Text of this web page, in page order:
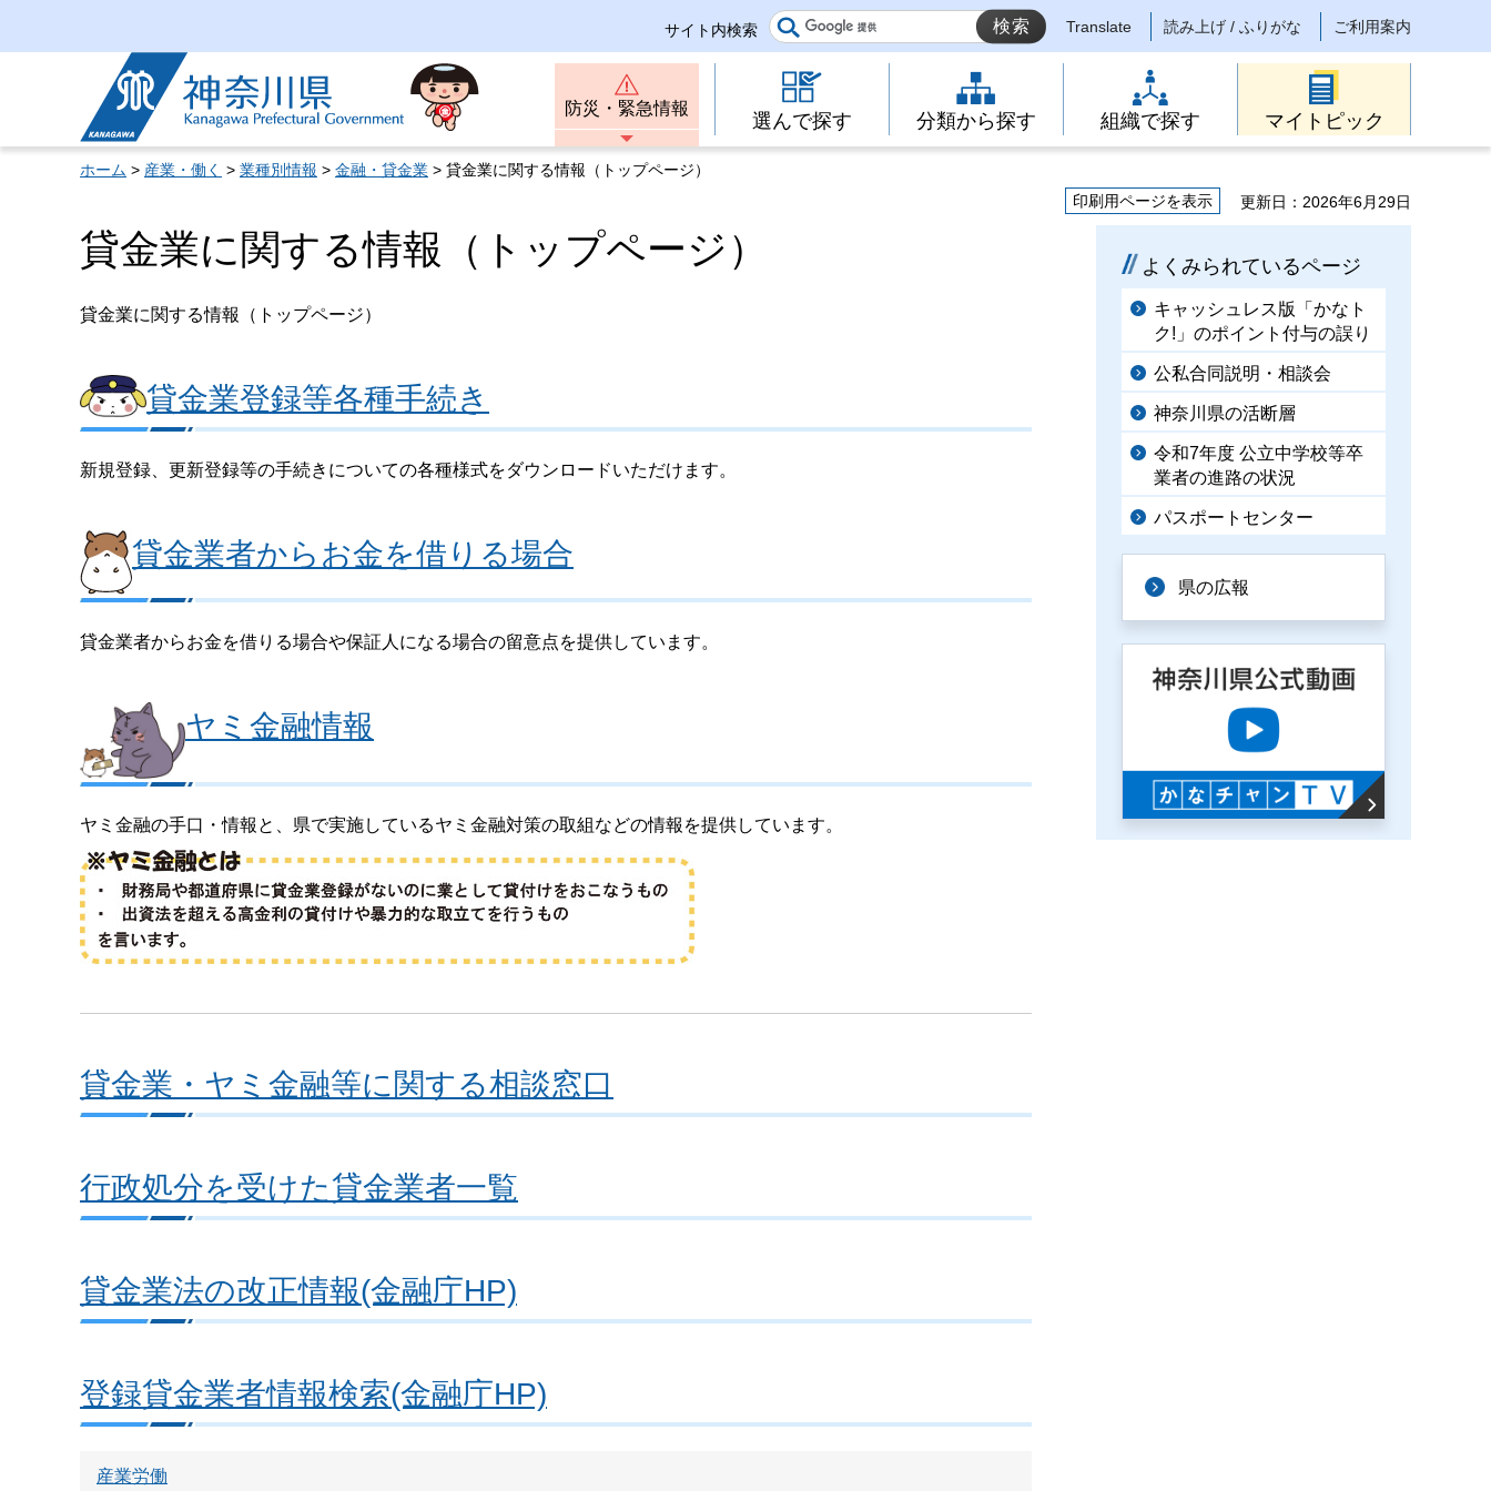
サイト内検索 Translate 読み上げ / ふりがな ご利用案内
神奈川県
防災・緊急情報
選んで探す 分類から探す 組織で探す マイトピック
ホーム > 産業・働く > 業種別情報 > 金融・貸金業 > 貸金業に関する情報（トップページ）
印刷用ページを表示
更新日：2026年6月29日
貸金業に関する情報（トップページ）
貸金業に関する情報（トップページ）
貸金業登録等各種手続き
新規登録、更新登録等の手続きについての各種様式をダウンロードいただけます。
貸金業者からお金を借りる場合
貸金業者からお金を借りる場合や保証人になる場合の留意点を提供しています。
ヤミ金融情報
ヤミ金融の手口・情報と、県で実施しているヤミ金融対策の取組などの情報を提供しています。
貸金業・ヤミ金融等に関する相談窓口
行政処分を受けた貸金業者一覧
貸金業法の改正情報(金融庁HP)
登録貸金業者情報検索(金融庁HP)
産業労働
よくみられているページ
キャッシュレス版「かなト
ク!」のポイント付与の誤り
公私合同説明・相談会
神奈川県の活断層
令和7年度 公立中学校等卒
業者の進路の状況
パスポートセンター
県の広報